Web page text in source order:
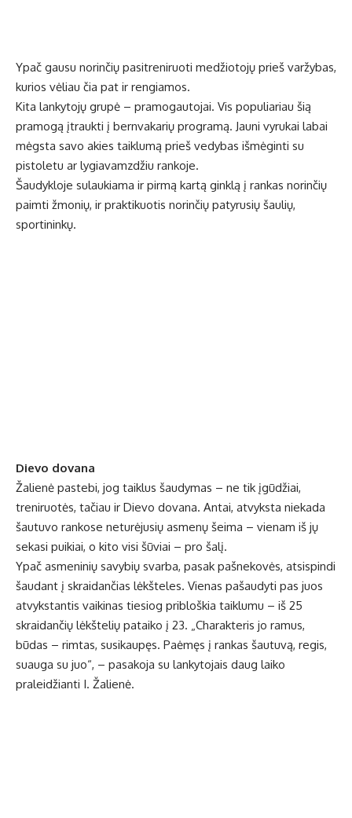
Ypač gausu norinčių pasitreniruoti medžiotojų prieš varžybas,
kurios vėliau čia pat ir rengiamos.
Kita lankytojų grupė – pramogautojai. Vis populiariau šią
pramogą įtraukti į bernvakarių programą. Jauni vyrukai labai
mėgsta savo akies taiklumą prieš vedybas išmėginti su
pistoletu ar lygiavamzdžiu rankoje.
Šaudykloje sulaukiama ir pirmą kartą ginklą į rankas norinčių
paimti žmonių, ir praktikuotis norinčių patyrusių šaulių,
sportininkų.
Dievo dovana
Žalienė pastebi, jog taiklus šaudymas – ne tik įgūdžiai,
treniruotės, tačiau ir Dievo dovana. Antai, atvyksta niekada
šautuvo rankose neturėjusių asmenų šeima – vienam iš jų
sekasi puikiai, o kito visi šūviai – pro šalį.
Ypač asmeninių savybių svarba, pasak pašnekovės, atsispindi
šaudant į skraidančias lėkšteles. Vienas pašaudyti pas juos
atvykstantis vaikinas tiesiog pribloškia taiklumu – iš 25
skraidančių lėkštelių pataiko į 23. „Charakteris jo ramus,
būdas – rimtas, susikaupęs. Paėmęs į rankas šautuvą, regis,
suauga su juo“, – pasakoja su lankytojais daug laiko
praleidžianti I. Žalienė.